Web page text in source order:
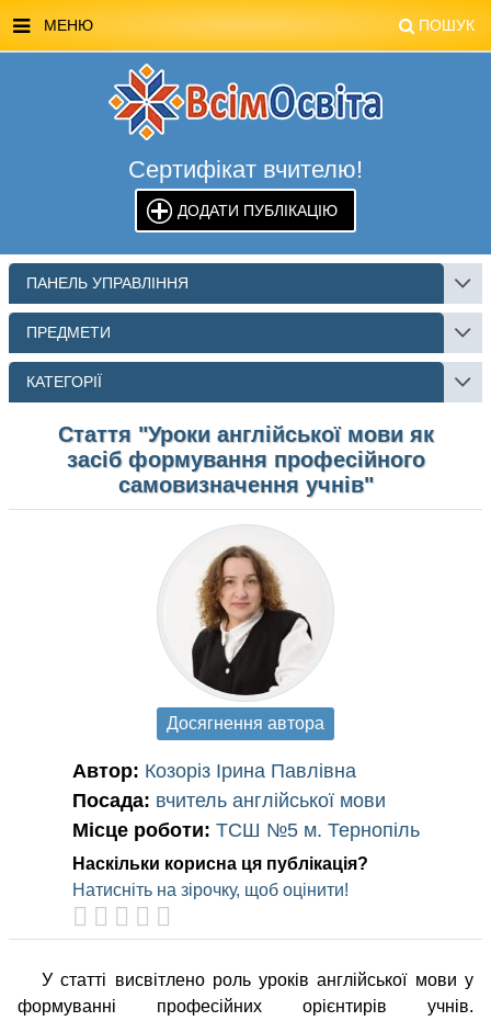
МЕНЮ ПОШУК
МАГАЗИН ВСІМОСВІТА
СТЕНДИ ВСІМОСВІТА
РЕКЛАМА НА САЙТІ
КОНТАКТИ
ПОШУК
Сертифікат вчителю!
ДОДАТИ ПУБЛІКАЦІЮ
ПАНЕЛЬ УПРАВЛІННЯ
ПРЕДМЕТИ
КАТЕГОРІЇ
Стаття "Уроки англійської мови як
засіб формування професійного
самовизначення учнів"
Автор: Козоріз Ірина Павлівна
Посада: вчитель англійської мови
Місце роботи: ТСШ №5 м. Тернопіль
Наскільки корисна ця публікація?
Натисніть на зірочку, щоб оцінити!
Досягнення автора
У статті висвітлено роль уроків англійської мови у
формуванні професійних орієнтирів учнів.